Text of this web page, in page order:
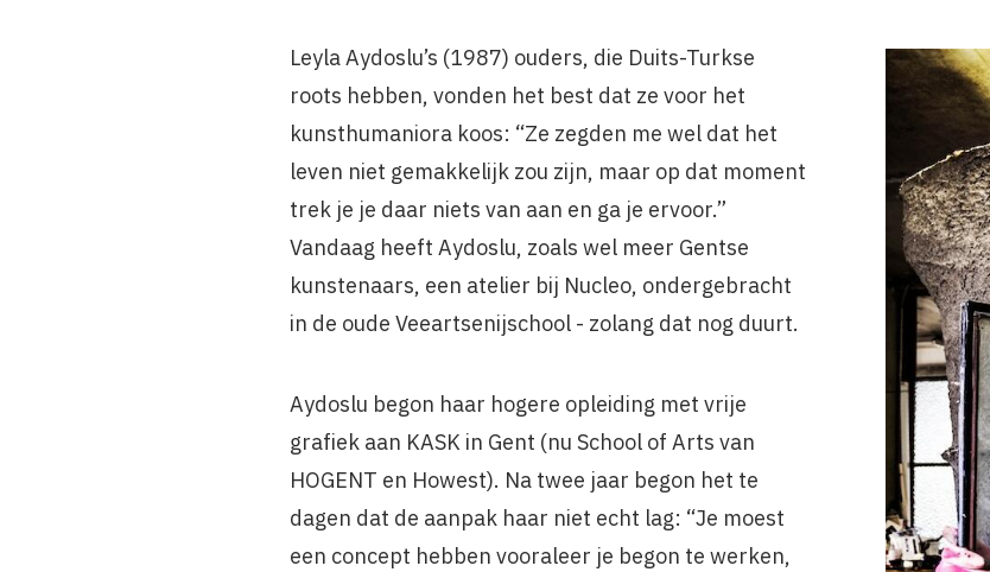
Leyla Aydoslu’s (1987) ouders, die Duits-Turkse
roots hebben, vonden het best dat ze voor het
kunsthumaniora koos: “Ze zegden me wel dat het
leven niet gemakkelijk zou zijn, maar op dat moment
trek je je daar niets van aan en ga je ervoor.”
Vandaag heeft Aydoslu, zoals wel meer Gentse
kunstenaars, een atelier bij Nucleo, ondergebracht
in de oude Veeartsenijschool - zolang dat nog duurt.
Aydoslu begon haar hogere opleiding met vrije
grafiek aan KASK in Gent (nu School of Arts van
HOGENT en Howest). Na twee jaar begon het te
dagen dat de aanpak haar niet echt lag: “Je moest
een concept hebben vooraleer je begon te werken,